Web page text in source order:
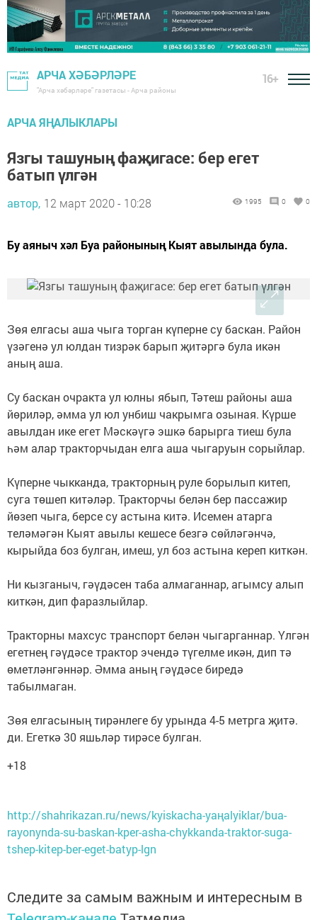
АРЧА ХӘБӘРЛӘРЕ
"Арча хәбәрләре" газетасы - Арча районы
16+
АРЧА ЯҢАЛЫКЛАРЫ
Язгы ташуның фаҗигасе: бер егет
батып үлгән
автор, 12 март 2020 - 10:28 1995 0 0
Бу аяныч хәл Буа районының Кыят авылында була.
Зөя елгасы аша чыга торган күперне су баскан. Район
үзәгенә ул юлдан тизрәк барып җитәргә була икән
аның аша.
Су баскан очракта ул юлны ябып, Тәтеш районы аша
йөриләр, әмма ул юл унбиш чакрымга озыная. Күрше
авылдан ике егет Мәскәүгә эшкә барырга тиеш була
һәм алар тракторчыдан елга аша чыгаруын сорыйлар.
Күперне чыкканда, тракторның руле борылып китеп,
суга төшеп китәләр. Тракторчы белән бер пассажир
йөзеп чыга, берсе су астына китә. Исемен атарга
теләмәгән Кыят авылы кешесе безгә сөйләгәнчә,
кырыйда боз булган, имеш, ул боз астына кереп киткән.
Ни кызганыч, гәүдәсен таба алмаганнар, агымсу алып
киткән, дип фаразлыйлар.
Тракторны махсус транспорт белән чыгарганнар. Үлгән
егетнең гәүдәсе трактор эчендә түгелме икән, дип тә
өметләнгәннәр. Әмма аның гәүдәсе биредә
табылмаган.
Зөя елгасының тирәнлеге бу урында 4-5 метрга җитә.
ди. Егеткә 30 яшьләр тирәсе булган.
+18
http://shahrikazan.ru/news/kyiskacha-yaңalyiklar/bua-
rayonynda-su-baskan-kper-asha-chykkanda-traktor-suga-
tshep-kitep-ber-eget-batyp-lgn
Следите за самым важным и интересным в